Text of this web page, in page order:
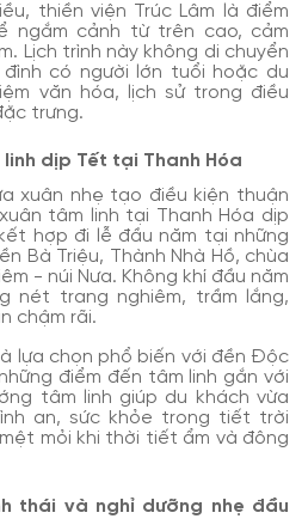
thiền viện Trúc Lâm là điểm
ngắm cảnh từ trên cao, cảm
Lịch trình này không di chuyển
có người lớn tuổi hoặc du
văn hóa, lịch sử trong điều
trưng.
dịp Tết tại Thanh Hóa
xuân nhẹ tạo điều kiện thuận
tâm linh tại Thanh Hóa dịp
hợp đi lễ đầu năm tại những
Bà Triệu, Thành Nhà Hồ, chùa
- núi Nưa. Không khí đầu năm
nét trang nghiêm, trầm lắng,
chậm rãi.
lựa chọn phổ biến với đền Độc
điểm đến tâm linh gắn với
tâm linh giúp du khách vừa
an, sức khỏe trong tiết trời
mỏi khi thời tiết ẩm và đông
thái và nghỉ dưỡng nhẹ đầu